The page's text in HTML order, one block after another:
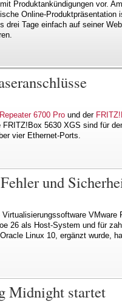
Produktankündigungen vor.
Online-
Tage einfach auf seiner
6700 Pro und der
5630 XGS sind für
vier Ethernet-Ports.
und
VMware
26 als Host-System und für
Linux 10, ergänzt wurde,
Midnight startet